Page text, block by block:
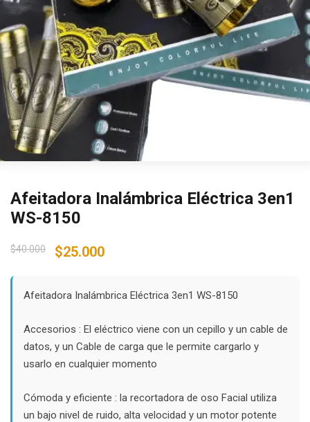
Afeitadora Inalámbrica Eléctrica 3en1
WS-8150
$40.000
Original
$40.000.
$25.000Current
$25.000.
Afeitadora Inalámbrica Eléctrica 3en1 WS-8150
Accesorios : El eléctrico viene con un cepillo y un cable de
datos, y un Cable de carga que le permite cargarlo y
usarlo en cualquier momento
Cómoda y eficiente : la recortadora de oso Facial utiliza
un bajo nivel de ruido, alta velocidad y un motor potente